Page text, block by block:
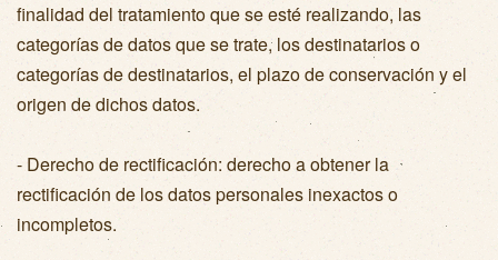
finalidad del tratamiento que se esté realizando, las
categorías de datos que se trate, los destinatarios o
categorías de destinatarios, el plazo de conservación y el
origen de dichos datos.
- Derecho de rectificación: derecho a obtener la
rectificación de los datos personales inexactos o
incompletos.